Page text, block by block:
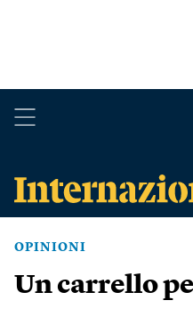
OPINIONI
Un carrello